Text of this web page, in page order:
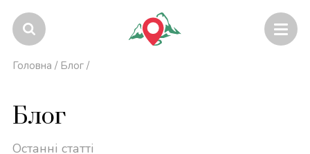
Головна / Блог /
Блог
Останні статті